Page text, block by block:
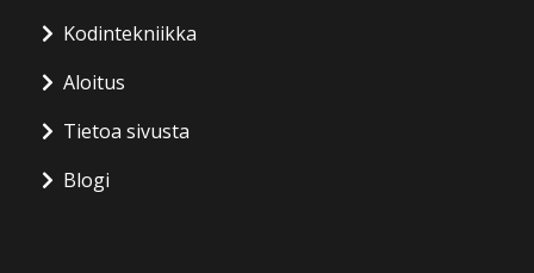
Kodintekniikka
Aloitus
Tietoa sivusta
Blogi